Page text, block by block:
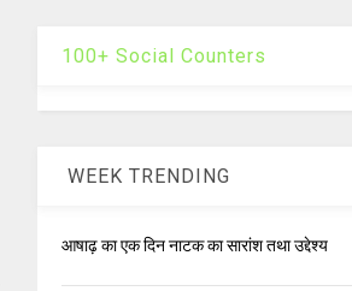
100+ Social Counters
WEEK TRENDING
आषाढ़ का एक दिन नाटक का सारांश तथा उद्देश्य